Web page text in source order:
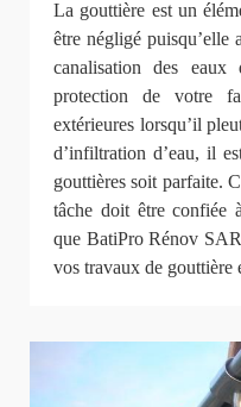
La gouttière est un
être négligé puisqu’elle
canalisation des
protection de votre
extérieures lorsqu’il
d’infiltration d’eau, il
gouttières soit parfaite.
tâche doit être confiée
que BatiPro Rénov
vos travaux de gouttière